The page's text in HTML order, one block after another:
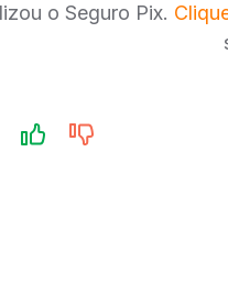
o Seguro Pix.